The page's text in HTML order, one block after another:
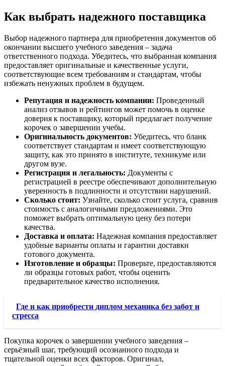
Как выбрать надежного поставщика
Выбор надежного партнера для приобретения документов об
окончании высшего учебного заведения – задача
ответственного подхода. Убедитесь, что выбранная компания
предоставляет оригинальные и качественные услуги,
соответствующие всем требованиям и стандартам, чтобы
избежать ненужных проблем в будущем.
Репутация и надежность компании: Проведенный
анализ отзывов и рейтингов может помочь в оценке
доверия к поставщику, который предлагает получение
корочек о завершении учебы.
Оригинальность документов: Убедитесь, что бланк
соответствует стандартам и имеет соответствующую
защиту, как это принято в институте, техникуме или
другом вузе.
Регистрация и легальность: Документы с
регистрацией в реестре обеспечивают дополнительную
уверенность в подлинности и отсутствии нарушений.
Сколько стоит: Узнайте, сколько стоит услуга, сравнив
стоимость с аналогичными предложениями. Это
поможет выбрать оптимальную цену без потери
качества.
Доставка и оплата: Надежная компания предоставляет
удобные варианты оплаты и гарантии доставки
готового документа.
Изготовление и образцы: Проверьте, предоставляются
ли образцы готовых работ, чтобы оценить
предварительное качество исполнения.
Где и как приобрести диплом механика без забот и
стресса
Покупка корочек о завершении учебного заведения –
серьёзный шаг, требующий осознанного подхода и
тщательной оценки всех факторов. Оригинал,